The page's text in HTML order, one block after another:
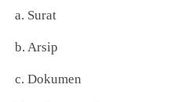
a. Surat
b. Arsip
c. Dokumen